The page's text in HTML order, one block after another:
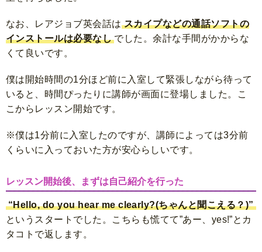
なお、レアジョブ英会話は スカイプなどの通話ソフトの
インストールは必要なし でした。余計な手間がかからな
くて良いです。
僕は開始時間の1分ほど前に入室して緊張しながら待って
いると、時間ぴったりに講師が画面に登場しました。こ
こからレッスン開始です。
※僕は1分前に入室したのですが、講師によっては3分前
くらいに入っておいた方が安心らしいです。
レッスン開始後、まずは自己紹介を行った
“Hello, do you hear me clearly?(ちゃんと聞こえる？)”
というスタートでした。こちらも慌てて”あー、yes!”とカ
タコトで返します。